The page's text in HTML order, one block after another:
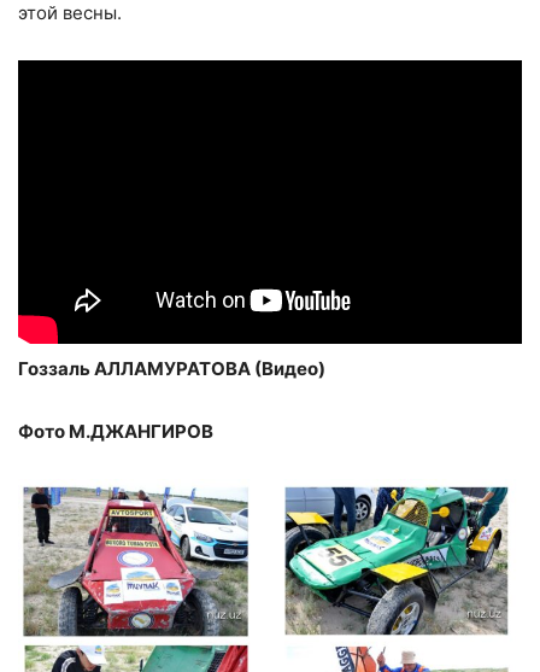
этой весны.
Гоззаль АЛЛАМУРАТОВА (Видео)
Фото М.ДЖАНГИРОВ